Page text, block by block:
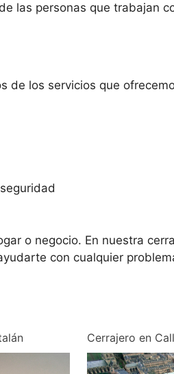
las personas que trabajan
de los servicios que
o negocio. En nuestra
con cualquier
Cerrajero en